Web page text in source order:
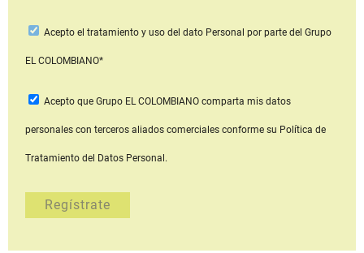
Acepto el tratamiento y uso del dato Personal por parte del Grupo
EL COLOMBIANO*
Acepto que Grupo EL COLOMBIANOcomparta mis datos
personales con terceros aliados comerciales conforme su Política de
Tratamiento del Datos Personal.